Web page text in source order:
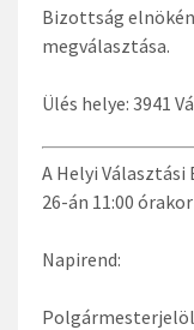
Bizottság
megválasztása.
Ülés helye: 3941
A Helyi
26-án 11:00
Napirend: